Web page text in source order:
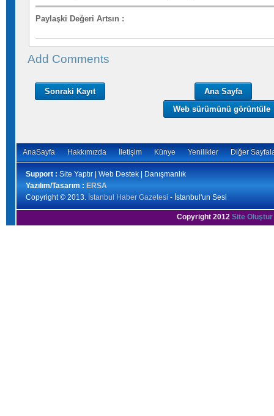
Paylaşki Değeri Artsın :
Add Comments
Sonraki Kayıt
Ana Sayfa
Web sürümünü görüntüle
AnaSayfa Hakkımızda İletişim Künye Yenilikler Diğer
Support : Site Yaptır | Web Destek | Danışmanlık
Yazılım/Tasarım : ERSA
Copyright © 2013. İstanbul Haber Gazetesi - İstanbul'un Sesi
Copyright 2012 Site Oluştur